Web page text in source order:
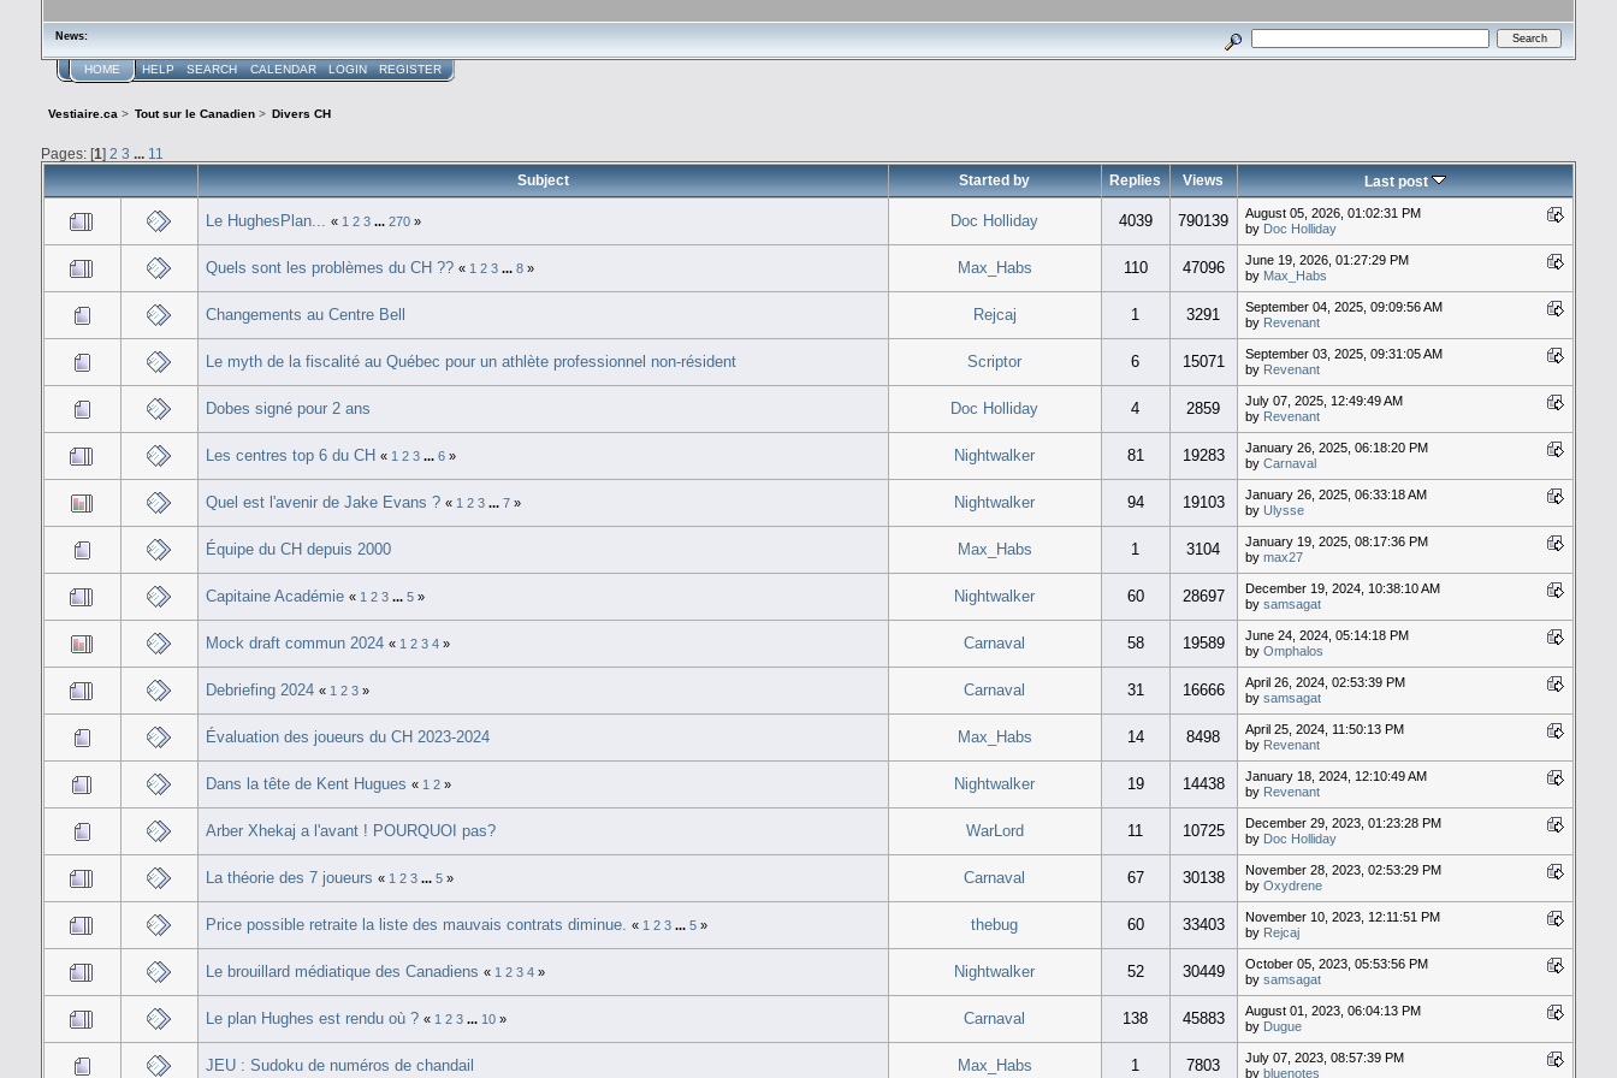
News:
HOME HELP SEARCH CALENDAR LOGIN REGISTER
Vestiaire.ca > Tout sur le Canadien > Divers CH
Pages: [1] 2 3 ... 11
Subject
Started by Replies Views Last post
Le HughesPlan... « 1 2 3 ...270 » Doc Holliday 4039 790139
August 05, 2026, 01:02:31 PM
by Doc Holliday
Quels sont les problèmes du CH ?? « 1 2 3 ...8 » Max_Habs 110 47096
June 19, 2026, 01:27:29 PM
by Max_Habs
Changements au Centre Bell Rejcaj 1 3291
September 04, 2025, 09:09:56 AM
by Revenant
Le myth de la fiscalité au Québec pour un athlète professionnel non-résident Scriptor 6 15071
September 03, 2025, 09:31:05 AM
by Revenant
Dobes signé pour 2 ans Doc Holliday 4 2859
July 07, 2025, 12:49:49 AM
by Revenant
Les centres top 6 du CH « 1 2 3 ...6 » Nightwalker 81 19283
January 26, 2025, 06:18:20 PM
byCarnaval
Quel est l'avenir de Jake Evans ? « 1 2 3 ...7 » Nightwalker 94 19103
January 26, 2025, 06:33:18 AM
byUlysse
Équipe du CH depuis 2000 Max_Habs 1 3104
January 19, 2025, 08:17:36 PM
bymax27
Capitaine Académie« 1 2 3 ...5 » Nightwalker 60 28697
December 19, 2024, 10:38:10 AM
bysamsagat
Mock draft commun 2024 « 1 2 3 4 » Carnaval 58 19589
June 24, 2024, 05:14:18 PM
byOmphalos
Debriefing 2024 « 1 2 3 » Carnaval 31 16666
April 26, 2024, 02:53:39 PM
bysamsagat
Évaluation des joueurs du CH 2023-2024 Max_Habs 14 8498
April 25, 2024, 11:50:13 PM
by Revenant
Dans la tête de Kent Hugues « 1 2 » Nightwalker 19 14438
January 18, 2024, 12:10:49 AM
by Revenant
Arber Xhekaj a l'avant ! POURQUOI pas? WarLord 11 10725
December 29, 2023, 01:23:28 PM
by Doc Holliday
La théorie des 7 joueurs« 1 2 3 ...5 » Carnaval 67 30138
November 28, 2023, 02:53:29 PM
byOxydrene
Price possible retraite la liste des mauvais contrats diminue. « 1 2 3 ...5 » thebug 60 33403
November 10, 2023, 12:11:51 PM
by Rejcaj
Le brouillard médiatique des Canadiens « 1 2 3 4 » Nightwalker 52 30449
October 05, 2023, 05:53:56 PM
bysamsagat
Le plan Hughes est rendu où ? « 1 2 3 ... 10 » Carnaval 138 45883
August 01, 2023, 06:04:13 PM
by Dugue
JEU : Sudoku de numéros de chandail Max_Habs 1 7803
July 07, 2023, 08:57:39 PM
bybluenotes